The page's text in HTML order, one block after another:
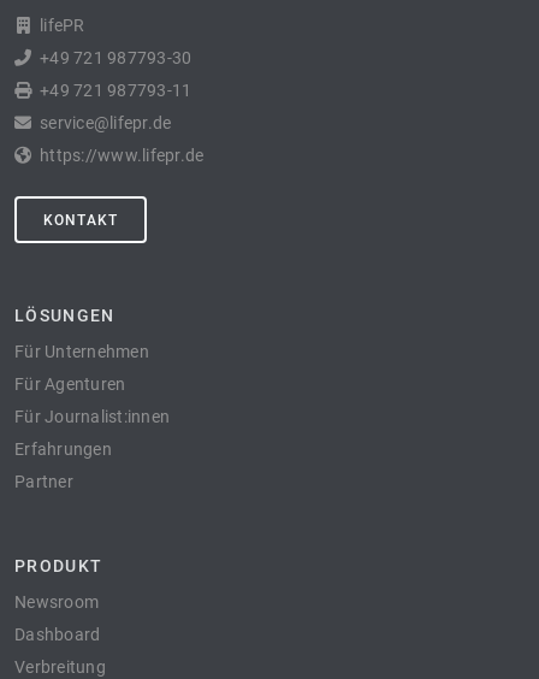
lifePR
+49 721 987793-30
+49 721 987793-11
service@lifepr.de
https://www.lifepr.de
KONTAKT
LÖSUNGEN
Für Unternehmen
Für Agenturen
Für Journalist:innen
Erfahrungen
Partner
PRODUKT
Newsroom
Dashboard
Verbreitung